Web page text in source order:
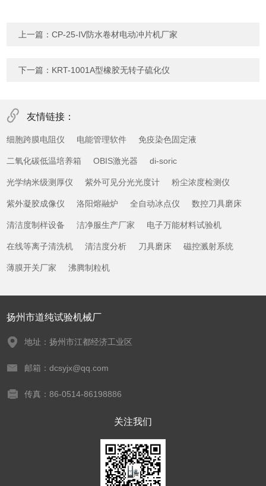
上一篇：CP-25-IV防水卷材电动冲片机厂家
下一篇： KRT-1001A型橡胶无转子硫化仪
友情链接：
细胞跨膜电阻仪 电能管理软件 免疫染色固定液
二氧化碳低温培养箱 OBIS激光器 di-soric
光学纳米级测厚仪 紫外可见分光光度计 粉尘浓度检测仪
紫外凝胶成像仪 洛阳熔融炉 全自动冰点仪 数控刀具磨床
清洁度制样设备 洁净服生产厂家 电子万能材料试验机
在线等离子清洗机 清洁度分析 刀具磨床 磁控溅射系统
薄膜开关厂家 沸腾制粒机
扬州市道纯试验机械厂
地址：扬州市江都经济工业区
邮箱：dcsyjx@qq.com
传真：86-0514-86198886
关注我们